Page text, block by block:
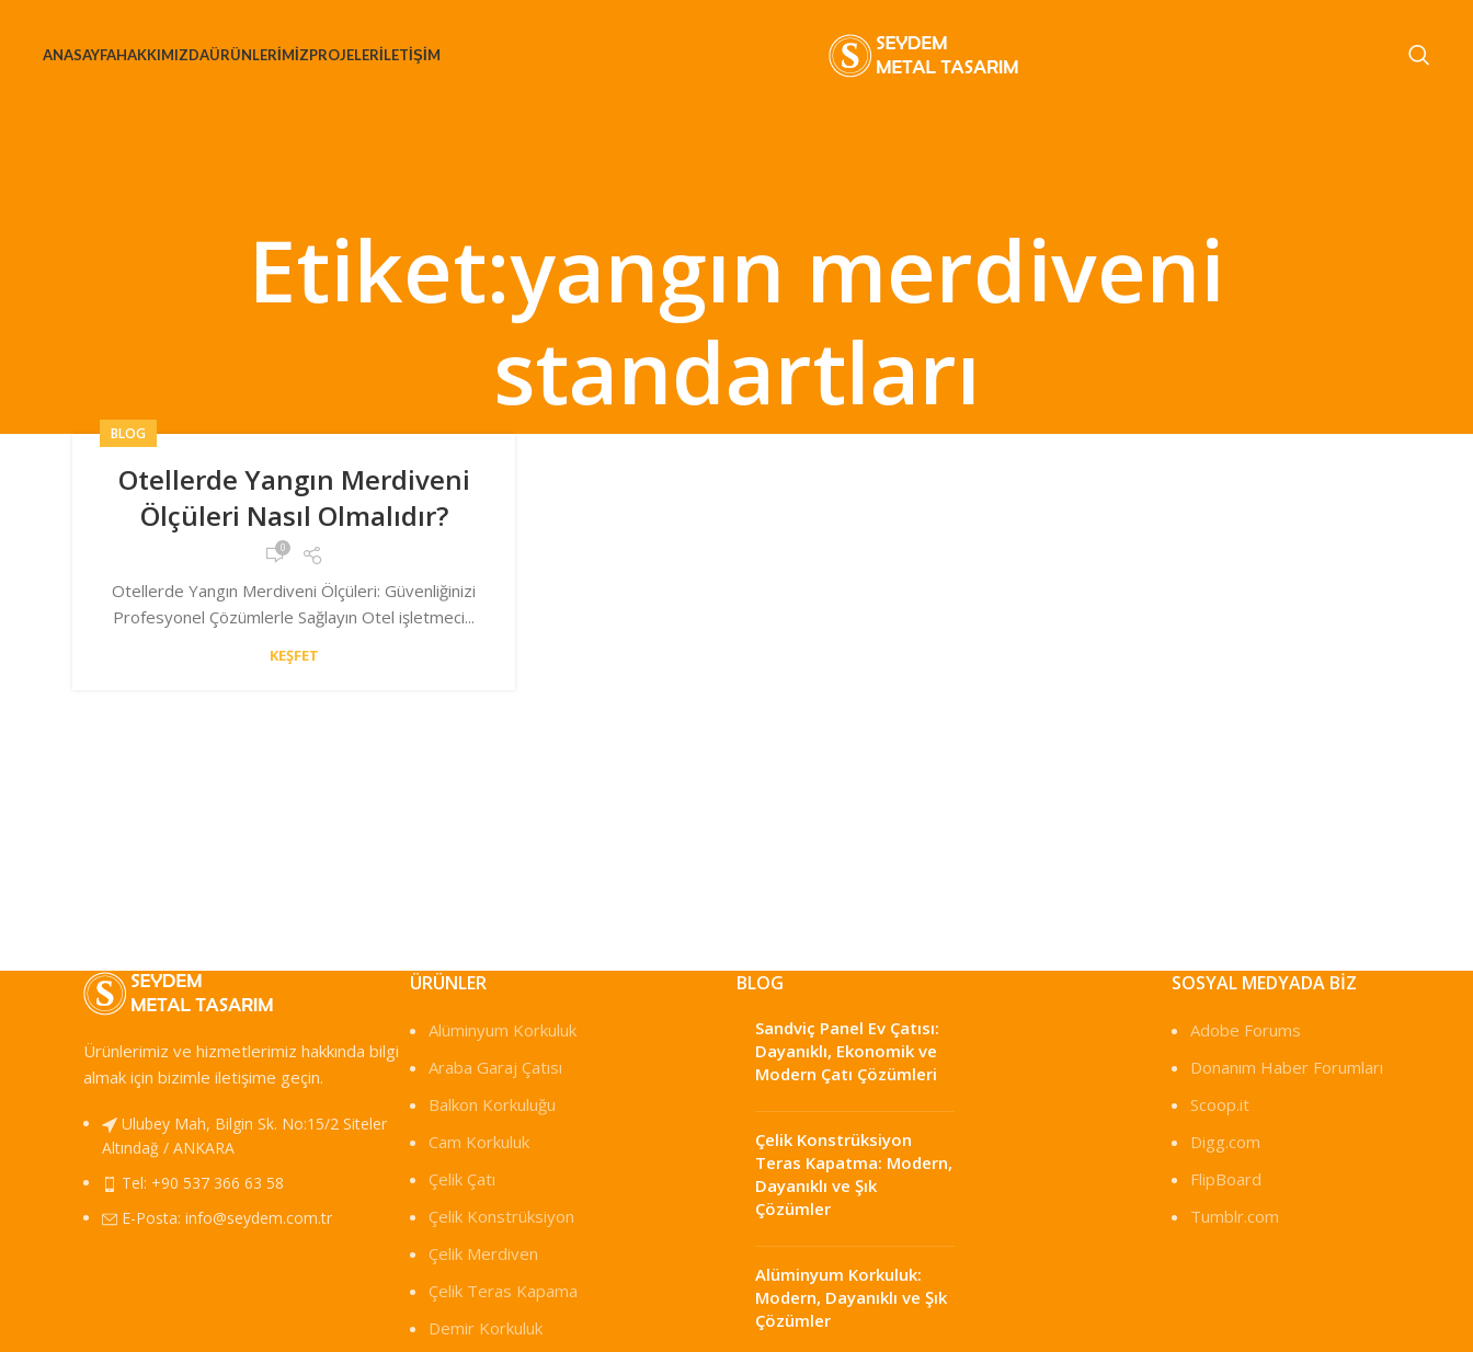
ANASAYFAHAKKIMIZDAÜRÜNLERIMIZPROJELERİLETIŞIM
Etiket:yangın merdiveni
standartları
BLOG
Otellerde Yangın Merdiveni
Ölçüleri Nasıl Olmalıdır?
0
Otellerde Yangın Merdiveni Ölçüleri: Güvenliğinizi
Profesyonel Çözümlerle Sağlayın Otel işletmeci...
KEŞFET
Ürünlerimiz ve hizmetlerimiz hakkında bilgi
almak için bizimle iletişime geçin.
Ulubey Mah, Bilgin Sk. No:15/2 Siteler
Altındağ / ANKARA
Tel: +90 537 366 63 58
E-Posta: info@seydem.com.tr
ÜRÜNLER
Alüminyum Korkuluk
Araba Garaj Çatısı
Balkon Korkuluğu
Cam Korkuluk
Çelik Çatı
Çelik Konstrüksiyon
Çelik Merdiven
Çelik Teras Kapama
Demir Korkuluk
BLOG
Sandviç Panel Ev Çatısı:
Dayanıklı, Ekonomik ve
Modern Çatı Çözümleri
Çelik Konstrüksiyon
Teras Kapatma: Modern,
Dayanıklı ve Şık
Çözümler
Alüminyum Korkuluk:
Modern, Dayanıklı ve Şık
Çözümler
SOSYAL MEDYADA BIZ
Adobe Forums
Donanım Haber Forumları
Scoop.it
Digg.com
FlipBoard
Tumblr.com